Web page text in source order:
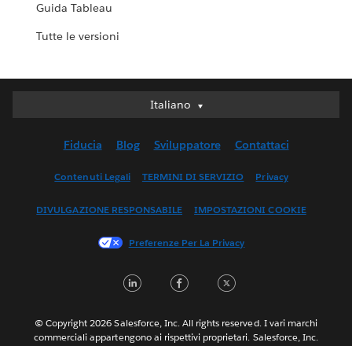
Guida Tableau
Tutte le versioni
Italiano
Italiano
English (UK)
Français (Canada)
한국어
Português
Fiducia Blog Sviluppatore Contattaci
Contenuti Legali TERMINI DI SERVIZIO Privacy
DIVULGAZIONE RESPONSABILE IMPOSTAZIONI COOKIE
Preferenze Per La Privacy
LinkedInFacebook
© Copyright 2026 Salesforce, Inc. All rights reserved. I vari marchi
commerciali appartengono ai rispettivi proprietari. Salesforce, Inc.